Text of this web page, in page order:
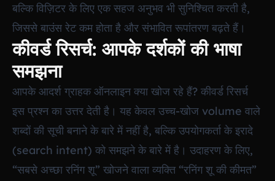
बल्कि विज़िटर के लिए एक सहज अनुभव भी सुनिश्चित करती है,
जिससे बाउंस रेट कम होता है और संभावित रूपांतरण बढ़ते हैं।
कीवर्ड रिसर्च: आपके दर्शकों की भाषा
समझना
आपके आदर्श ग्राहक ऑनलाइन क्या खोज रहे हैं? कीवर्ड रिसर्च
इस प्रश्न का उत्तर देती है। यह केवल उच्च-खोज volume वाले
शब्दों की सूची बनाने के बारे में नहीं है, बल्कि उपयोगकर्ता के इरादे
(search intent) को समझने के बारे में है। उदाहरण के लिए,
“सबसे अच्छा रनिंग शू” खोजने वाला व्यक्ति “रनिंग शू की कीमत”